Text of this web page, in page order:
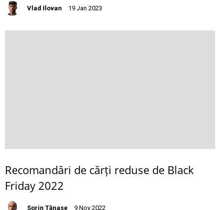
Vlad Ilovan 19 Jan 2023
Recomandări de cărți reduse de Black
Friday 2022
Sorin Tănase 9 Nov 2022